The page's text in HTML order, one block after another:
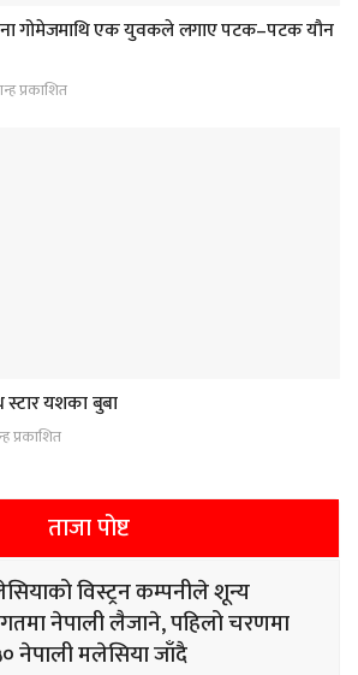
गोमेजमाथि एक युवकले लगाए पटक–पटक यौन
प्रकाशित
स्टार यशका बुबा
प्रकाशित
ताजा पोष्ट
विस्ट्रन कम्पनीले शून्य
नेपाली लैजाने, पहिलो चरणमा
नेपाली मलेसिया जाँदै